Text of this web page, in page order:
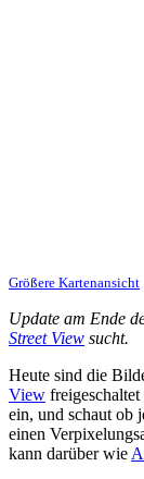
Größere Kartenansicht
Update am Ende
Street View sucht.
Heute sind die
View
ein, und schaut ob
einen
kann darüber wie